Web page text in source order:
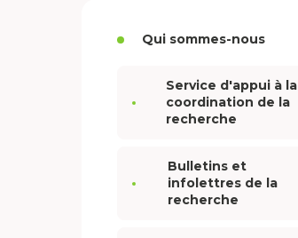
Qui sommes-nous
Service d'appui à la
coordination de la
recherche
Bulletins et
infolettres de la
recherche